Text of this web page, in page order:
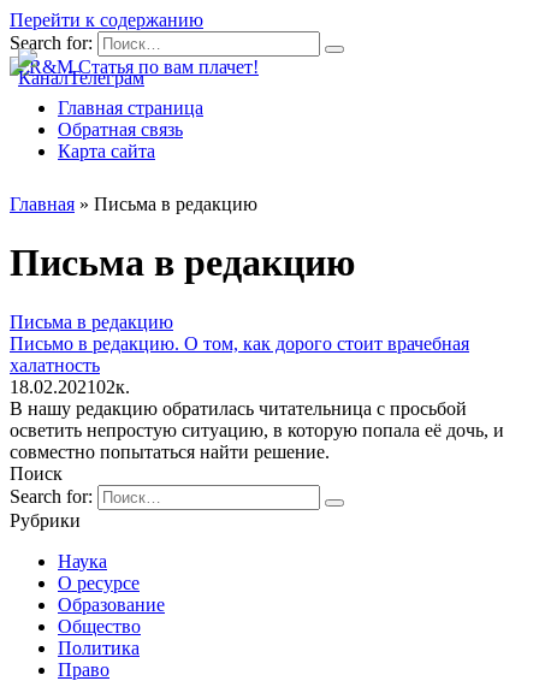
Перейти к содержанию
Search for:
Главная страница
Обратная связь
Карта сайта
Главная » Письма в редакцию
Письма в редакцию
Письма в редакцию
Письмо в редакцию. О том, как дорого стоит врачебная
халатность
18.02.202102к.
В нашу редакцию обратилась читательница с просьбой
осветить непростую ситуацию, в которую попала её дочь, и
совместно попытаться найти решение.
Поиск
Search for:
Рубрики
Наука
О ресурсе
Образование
Общество
Политика
Право